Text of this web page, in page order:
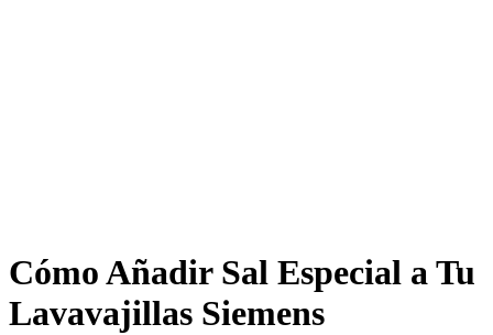
Cómo Añadir Sal Especial a Tu
Lavavajillas Siemens